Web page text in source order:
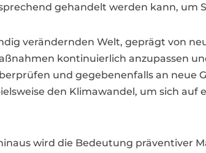
gehandelt werden kann, um
verändernden Welt, geprägt von
kontinuierlich anzupassen
und gegebenenfalls an neue
den Klimawandel, um sich
wird die Bedeutung präventiver